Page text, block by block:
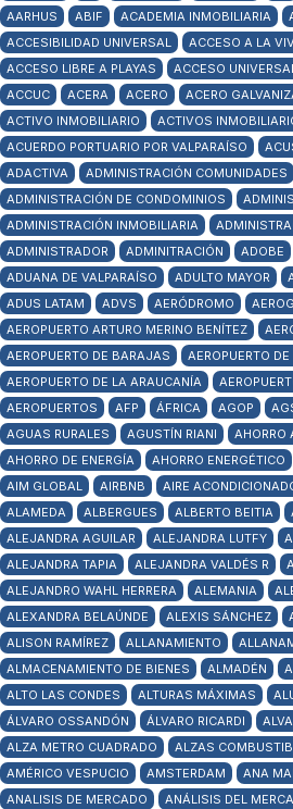
AARHUS
ABIF ACADEMIA INMOBILIARIA
ACCESIBILIDAD UNIVERSAL
ACCESO A LA
ACCESO LIBRE A PLAYAS
ACCESO
ACCUC
ACERA ACERO ACERO
ACTIVO INMOBILIARIO
ACTIVOS
ACUERDO PORTUARIO POR VALPARAÍSO
ADACTIVA
ADMINISTRACIÓN COMUNIDADES
ADMINISTRACIÓN DE CONDOMINIOS
ADMINISTRACIÓN INMOBILIARIA
ADMINISTRADOR
ADMINITRACIÓN ADOBE
ADUANA DE VALPARAÍSO
ADULTO MAYOR
ADUS LATAM
ADVS AERÓDROMO
AEROPUERTO ARTURO MERINO BENÍTEZ
AEROPUERTO DE BARAJAS
AEROPUERTO
AEROPUERTO DE LA ARAUCANÍA
AEROPUERTOS
AFP ÁFRICA AGOP
AGUAS RURALES
AGUSTÍN RIANI
AHORRO
AHORRO DE ENERGÍA
AHORRO ENERGÉTICO
AIM GLOBAL
AIRBNB AIRE
ALAMEDA
ALBERGUES ALBERTO BEITIA
ALEJANDRA AGUILAR
ALEJANDRA LUTFY
ALEJANDRA TAPIA
ALEJANDRA VALDÉS R
ALEJANDRO WAHL HERRERA
ALEMANIA
ALEXANDRA BELAÚNDE
ALEXIS SÁNCHEZ
ALISON RAMÍREZ
ALLANAMIENTO
ALMACENAMIENTO DE BIENES
ALMADÉN
ALTO LAS CONDES
ALTURAS MÁXIMAS
ÁLVARO OSSANDÓN
ÁLVARO RICARDI
ALZA METRO CUADRADO
ALZAS
AMÉRICO VESPUCIO
AMSTERDAM ANA
ANALISIS DE MERCADO
ANÁLISIS DEL